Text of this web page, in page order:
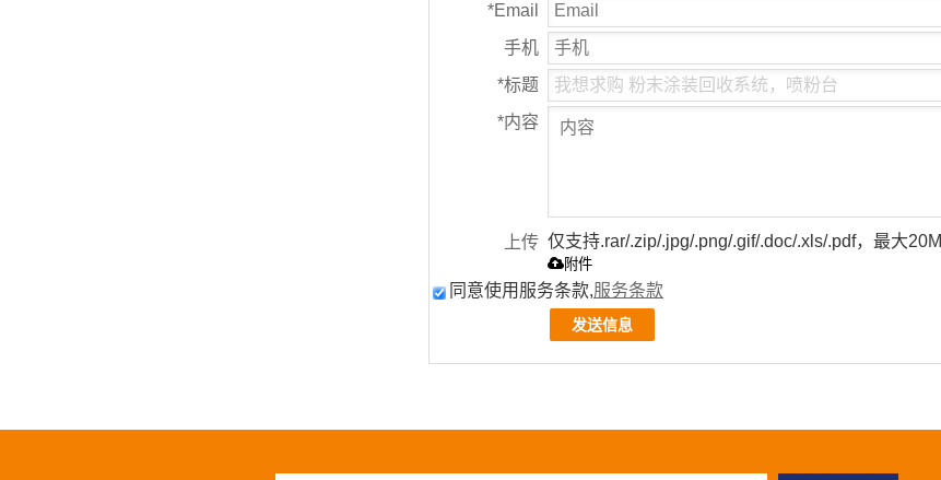
*Email
手机
*标题
*内容
上传 仅支持.rar/.zip/.jpg/.png/.gif/.doc/.xls/.pdf，最大20M
附件
同意使用服务条款,服务条款
发送信息